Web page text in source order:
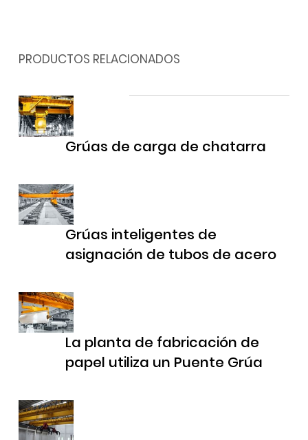
PRODUCTOS RELACIONADOS
Grúas de carga de chatarra
Grúas inteligentes de
asignación de tubos de acero
La planta de fabricación de
papel utiliza un Puente Grúa